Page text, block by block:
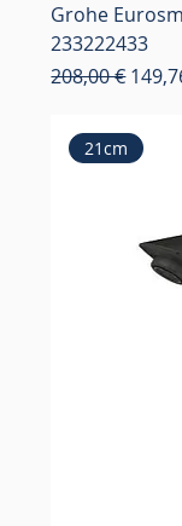
Grohe
233222433
Κανονική τιμή
208,00 € Τιμή
21cm